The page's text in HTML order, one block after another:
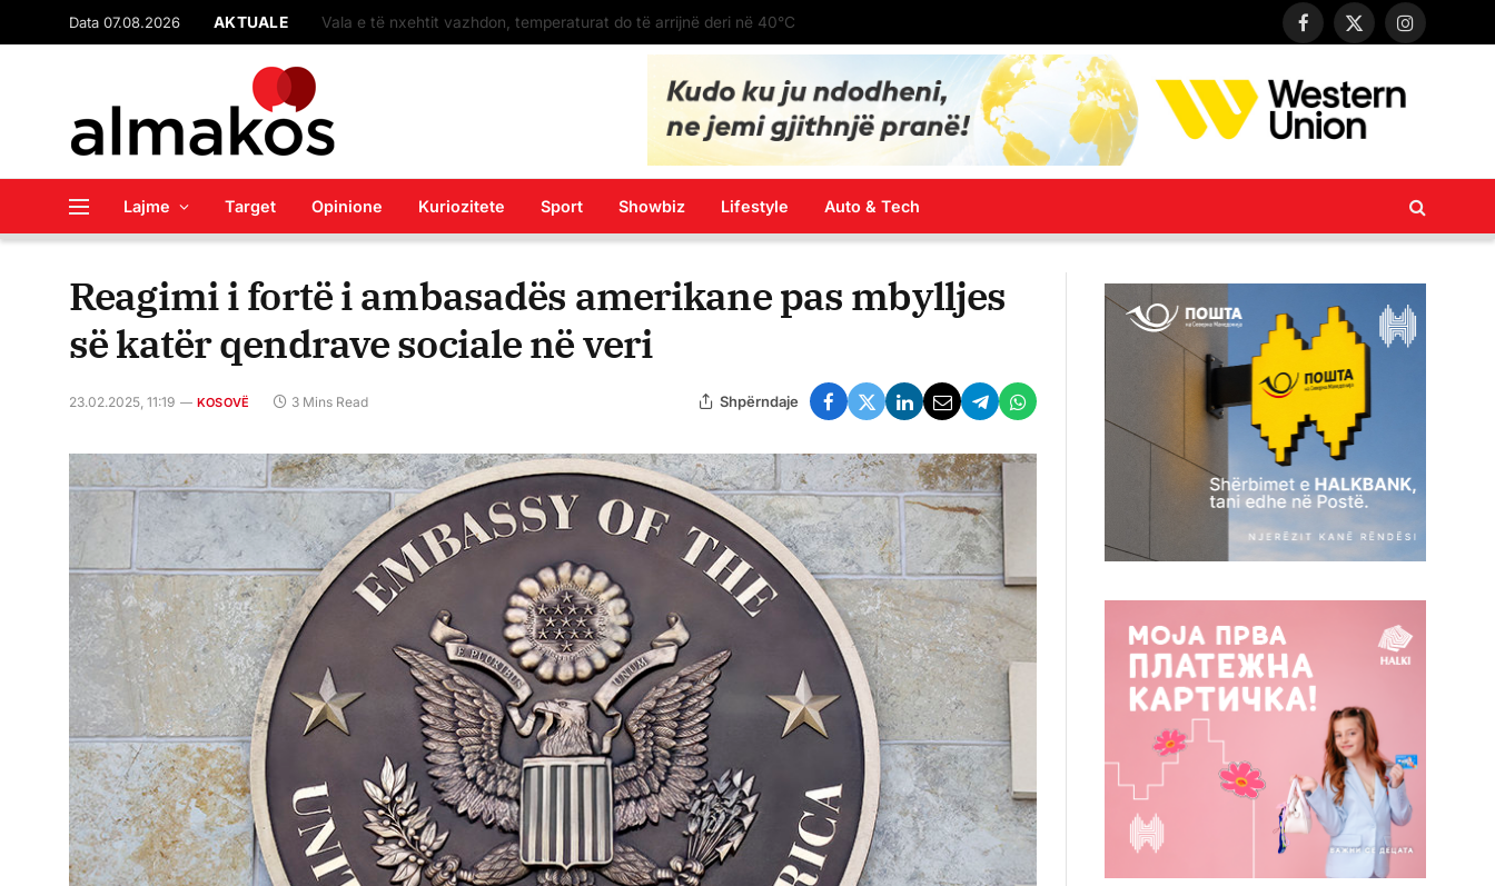
Data 07.08.2026 AKTUALE Vala e të nxehtit vazhdon, temperaturat do të arrijnë deri në 40°C
Facebook
X
Instagram
Lajme Target Opinione Kuriozitete Sport Showbiz Lifestyle Auto & Tech
Reagimi i fortë i ambasadës amerikane pas mbylljes
së katër qendrave sociale në veri
23.02.2025, 11:19 KOSOVË 3 Mins Read Shpërndaje